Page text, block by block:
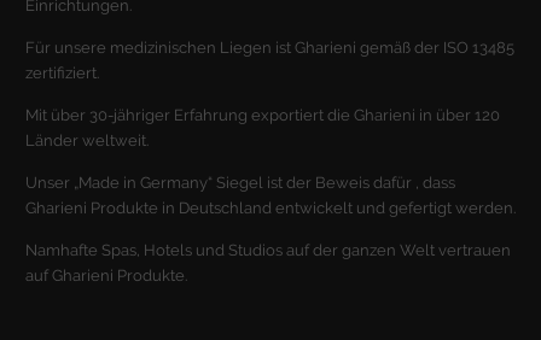
Einrichtungen.
Für unsere medizinischen Liegen ist Gharieni gemäß der ISO 13485
zertifiziert.
Mit über 30-jähriger Erfahrung exportiert die Gharieni in über 120
Länder weltweit.
Unser „Made in Germany“ Siegel ist der Beweis dafür , dass
Gharieni Produkte in Deutschland entwickelt und gefertigt werden.
Namhafte Spas, Hotels und Studios auf der ganzen Welt vertrauen
auf Gharieni Produkte.
Marketing-Cookies werden von Drittanbietern oder Publishern
sie Besucher über Websites hinweg verfolgen.
Externe Medien (2)
Inhalte von Videoplattformen und Social-Media-Plattformen werden
standardmäßig blockiert. Wenn Cookies von externen Medien akzeptiert
werden, bedarf der Zugriff auf diese Inhalte keiner manuellen